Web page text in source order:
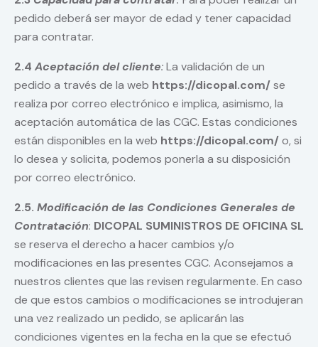
pedido deberá ser mayor de edad y tener capacidad
para contratar.
2.4 Aceptación del cliente:La validación de un
pedido a través de la web https://dicopal.com/se
realiza por correo electrónico e implica, asimismo, la
aceptación automática de las CGC. Estas condiciones
están disponibles en la web https://dicopal.com/o, si
lo desea y solicita, podemos ponerla a su disposición
por correo electrónico.
2.5. Modificación de las Condiciones Generales de
Contratación: DICOPAL SUMINISTROS DE OFICINA SL
se reserva el derecho a hacer cambios y/o
modificaciones en las presentes CGC. Aconsejamos a
nuestros clientes que las revisen regularmente. En caso
de que estos cambios o modificaciones se introdujeran
una vez realizado un pedido, se aplicarán las
condiciones vigentes en la fecha en la que se efectuó